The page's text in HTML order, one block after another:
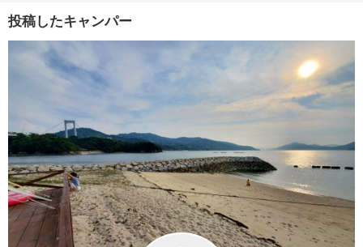
投稿したキャンパー